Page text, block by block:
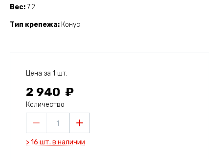
Вес 7.2
Тип крепежа Конус
Цена за 1 шт.
2 940
Количество
1
> 16 шт. в наличии